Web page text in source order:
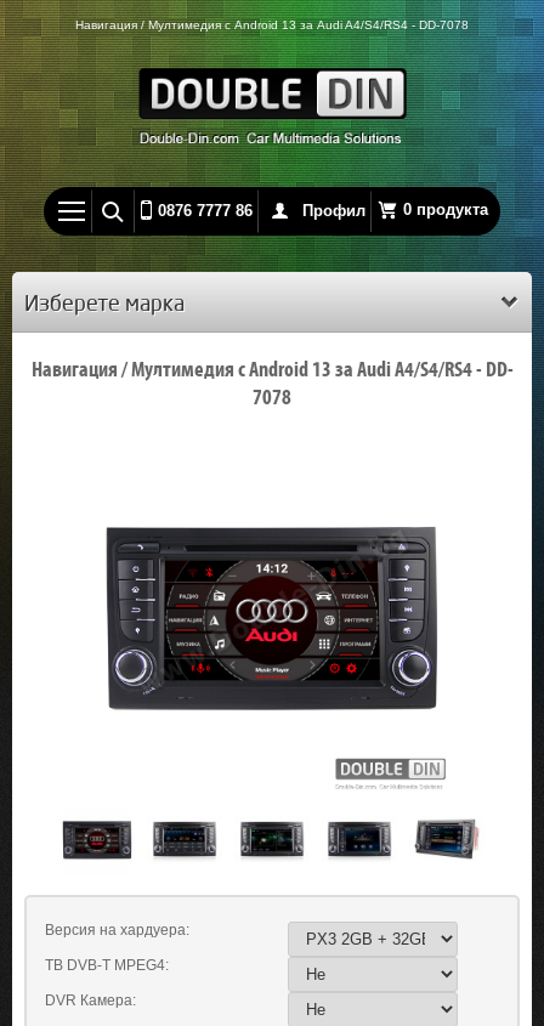
Навигация / Мултимедия с Android 13 за Audi A4/S4/RS4 - DD-7078
0876 7777 86 Профил 0 продукта
Изберете марка
Навигация / Мултимедия с Android 13 за Audi A4/S4/RS4 - DD-
7078
Версия на хардуера:
ТВ DVB-T MPEG4:
DVR Камера: